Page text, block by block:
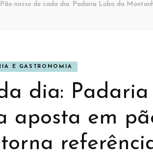
Pão nosso de cada dia: Padaria Lobo da
E GASTRONOMIA
dia:
aposta em